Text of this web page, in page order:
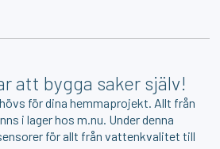
att bygga saker själv!
för dina hemmaprojekt. Allt från
i lager hos m.nu. Under denna
för allt från vattenkvalitet till